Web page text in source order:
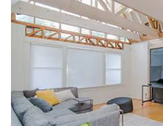
Grundstück Verkaufen